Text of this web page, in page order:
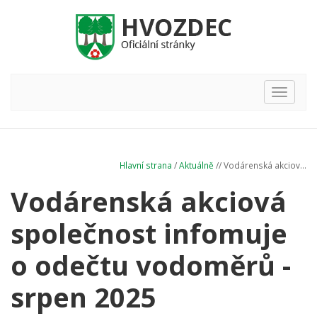
Hlavní
nabídka
Hlavní strana /Aktuálně // Vodárenská akciov...
Vodárenská akciová
společnost infomuje
o odečtu vodoměrů -
srpen 2025